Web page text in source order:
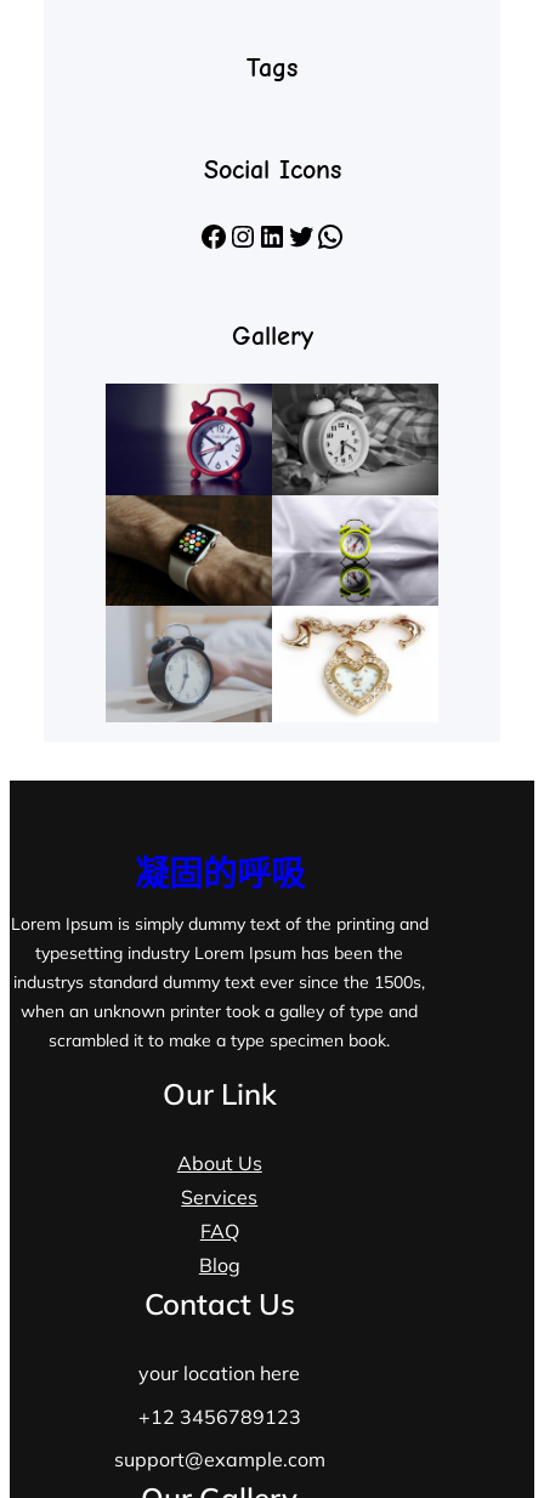
Tags
Social Icons
Facebook Instagram LinkedIn X WhatsApp
Gallery
凝固的呼吸
Lorem Ipsum is simply dummy text of the printing and
typesetting industry Lorem Ipsum has been the
industrys standard dummy text ever since the 1500s,
when an unknown printer took a galley of type and
scrambled it to make a type specimen book.
Our Link
About Us
Services
FAQ
Blog
Contact Us
your location here
+12 3456789123
support@example.com